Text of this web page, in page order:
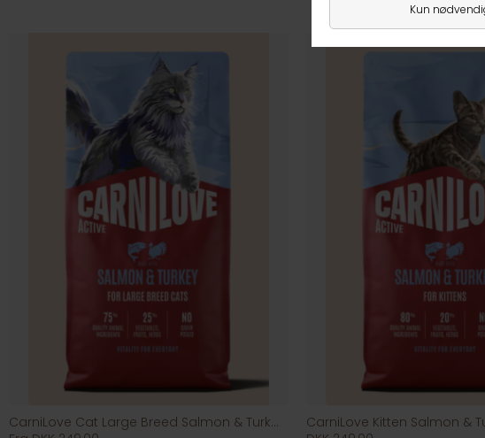
CarniLove Cat Large Breed Salmon & Turkey
CarniLove Kitten Salmon &